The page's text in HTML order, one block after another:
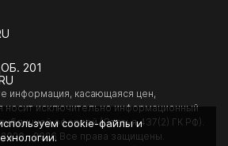
201
информация, касающаяся цен,
носит исключительно информационный
офертой (Статья 437(2) ГК РФ).
- 2026 Все права защищены.
cookie-файлы и